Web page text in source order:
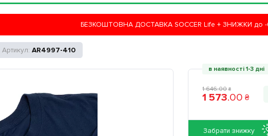
БЕЗКОШТОВНА ДОСТАВКА SOCCER Life + ЗНИЖКИ до -
AR4997-410
в наявності 1-3 дні
1 646.00 ₴
1 573.00 ₴
Забрати знижку